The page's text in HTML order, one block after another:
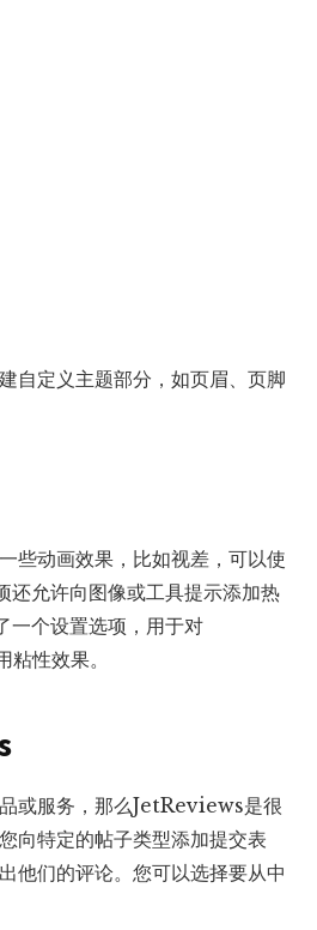
自定义主题部分，如页眉、页脚
些动画效果，比如视差，可以使
允许向图像或工具提示添加热
个设置选项，用于对
粘性效果。
或服务，那么JetReviews是很
向特定的帖子类型添加提交表
他们的评论。您可以选择要从中